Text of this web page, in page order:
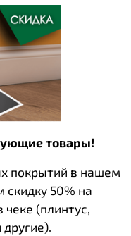
товары!
покрытий в нашем
50% на
(плинтус,